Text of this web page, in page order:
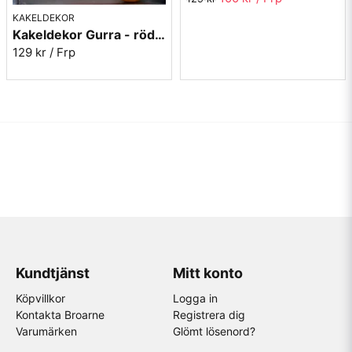
KAKELDEKOR
Kakeldekor Gurra - röd-orange 6 st
129 kr / Frp
Kundtjänst
Köpvillkor
Kontakta Broarne
Varumärken
Mitt konto
Logga in
Registrera dig
Glömt lösenord?